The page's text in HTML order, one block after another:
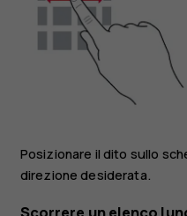
Posizionare il dito sullo
direzione desiderata.